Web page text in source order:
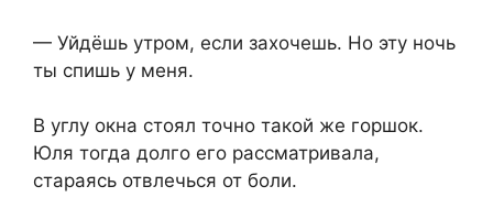
— Уйдёшь утром, если захочешь. Но эту ночь
ты спишь у меня.
В углу окна стоял точно такой же горшок.
Юля тогда долго его рассматривала,
стараясь отвлечься от боли.